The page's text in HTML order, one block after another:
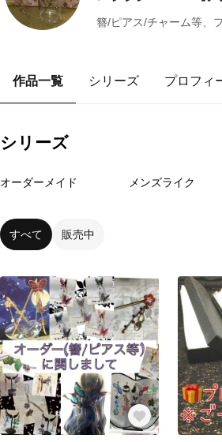
簪/ピアス/チャーム等、
作品一覧 シリーズ プロフィ
シリーズ
オーダーメイド メンズライク
すべて 販売中